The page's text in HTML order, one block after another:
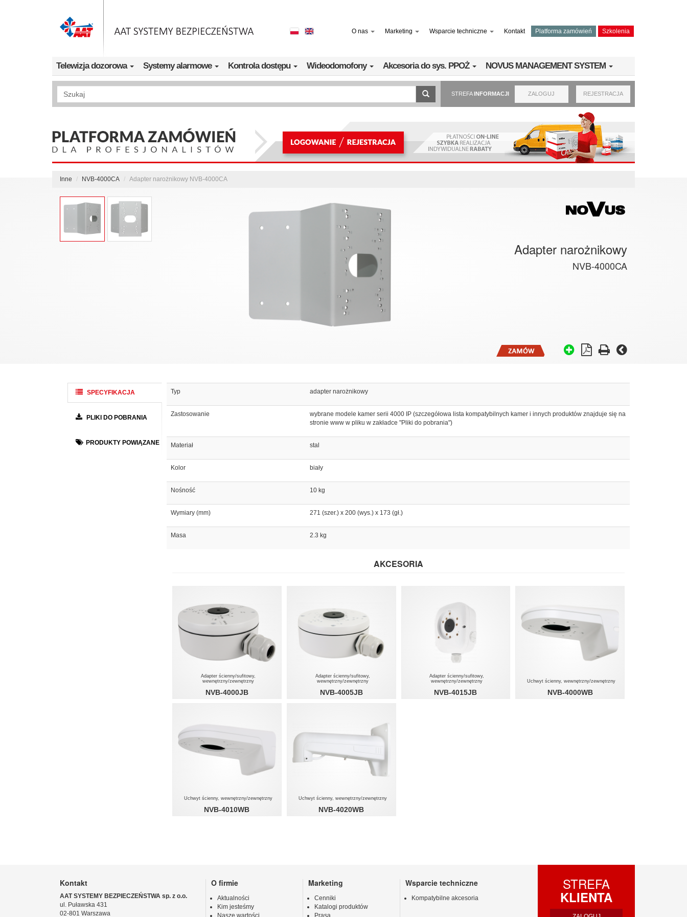
O nas Marketing Wsparcie techniczne Kontakt Platforma zamówień Szkolenia
Telewizja dozorowa Systemy alarmowe Kontrola dostępu Wideodomofony Akcesoria do sys. PPOŻ NOVUS MANAGEMENT SYSTEM
Wyszukiwanie pełnotekstowe STREFAINFORMACJI ZALOGUJ REJESTRACJA
Inne NVB-4000CA Adapter narożnikowy NVB-4000CA
Adapter narożnikowy
NVB-4000CA
SPECYFIKACJA
PLIKI DO POBRANIA
PRODUKTY POWIĄZANE
Typ adapter narożnikowy
Zastosowanie
wybrane modele kamer serii 4000 IP (szczegółowa lista kompatybilnych kamer i innych produktów znajduje się na
stronie www w pliku w zakładce "Pliki do pobrania")
Materiał stal
Kolor biały
Nośność 10 kg
Wymiary (mm) 271 (szer.) x 200 (wys.) x 173 (gł.)
Masa 2.3 kg
AKCESORIA
Adapter ścienny/sufitowy,
wewnętrzny/zewnętrzny
NVB-4000JB
Adapter ścienny/sufitowy,
wewnętrzny/zewnętrzny
NVB-4005JB
Adapter ścienny/sufitowy,
wewnętrzny/zewnętrzny
NVB-4015JB
Uchwyt ścienny, wewnętrzny/zewnętrzny
NVB-4000WB
Uchwyt ścienny, wewnętrzny/zewnętrzny
NVB-4010WB
Uchwyt ścienny, wewnętrzny/zewnętrzny
NVB-4020WB
Kontakt
AAT SYSTEMY BEZPIECZEŃSTWA sp. z o.o.
ul. Puławska 431
02-801 Warszawa
O firmie
Aktualności
Kim jesteśmy
Nasze wartości
Marketing
Cenniki
Katalogi produktów
Prasa
Wsparcie techniczne
Kompatybilne akcesoria
STREFA
KLIENTA